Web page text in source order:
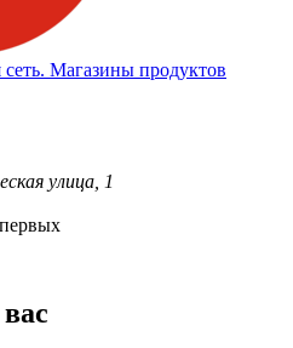
Магазины продуктов
улица, 1